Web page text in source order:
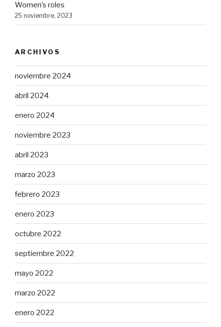
Women’s roles
25 noviembre, 2023
ARCHIVOS
noviembre 2024
abril 2024
enero 2024
noviembre 2023
abril 2023
marzo 2023
febrero 2023
enero 2023
octubre 2022
septiembre 2022
mayo 2022
marzo 2022
enero 2022